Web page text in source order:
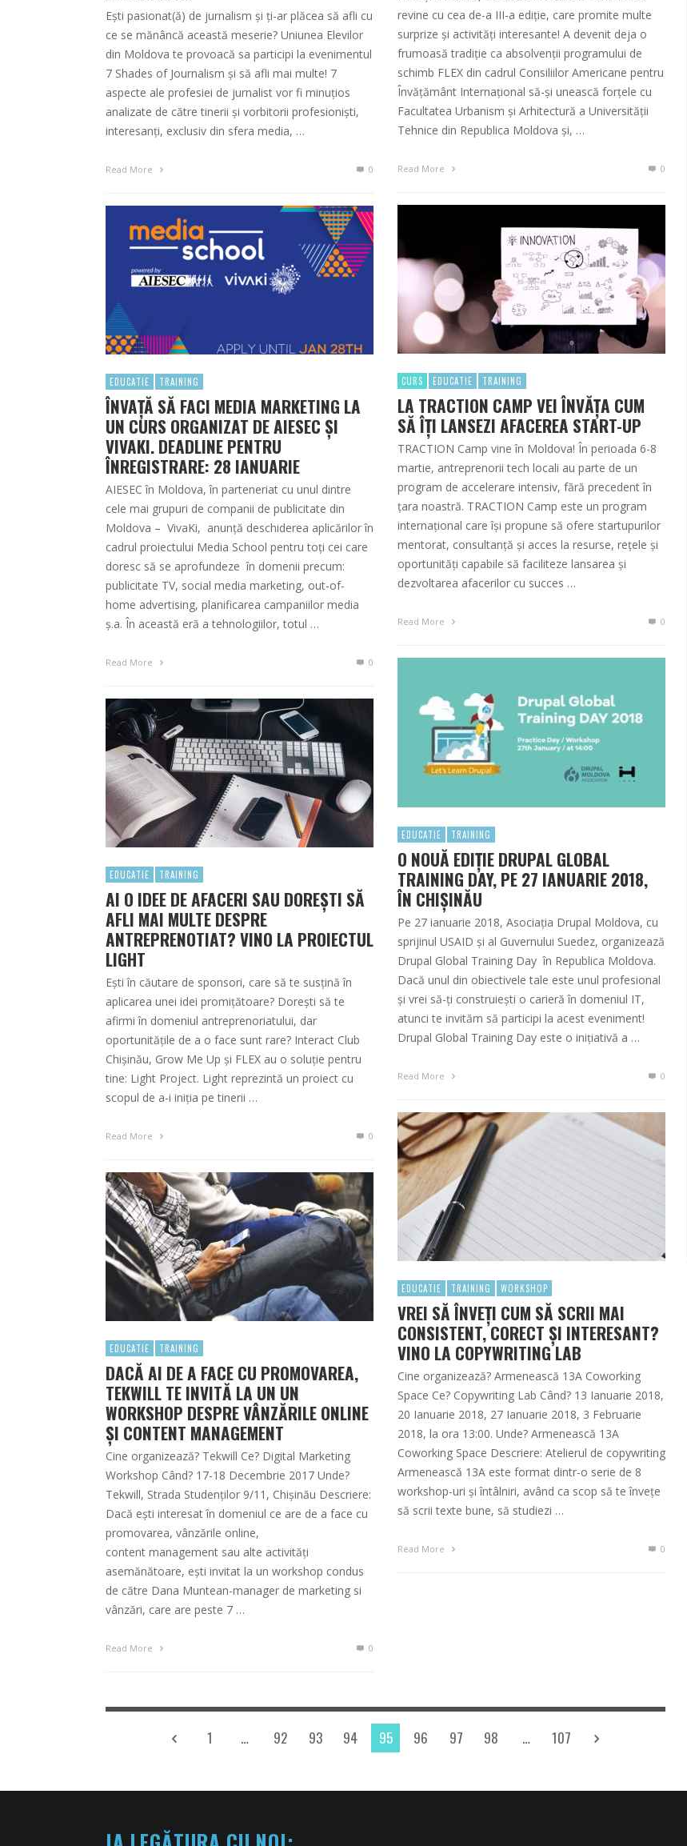
Ești pasionat(ă) de jurnalism și ți-ar plăcea să afli cu
ce se mănâncă această meserie? Uniunea Elevilor
din Moldova te provoacă sa participi la evenimentul
7 Shades of Journalism și să afli mai multe! 7
aspecte ale profesiei de jurnalist vor fi minuțios
analizate de către tinerii și vorbitorii profesioniști,
interesanți, exclusiv din sfera media, …
Read More 0
revine cu cea de-a III-a ediție, care promite multe
surprize și activități interesante! A devenit deja o
frumoasă tradiție ca absolvenții programului de
schimb FLEX din cadrul Consiliilor Americane pentru
Învățământ Internațional să-și unească forțele cu
Facultatea Urbanism și Arhitectură a Universității
Tehnice din Republica Moldova și, …
Read More 0
CURS EDUCATIE TRAINING
LA TRACTION CAMP VEI ÎNVĂŢA CUM
SĂ ÎŢI LANSEZI AFACEREA START-UP
TRACTION Camp vine în Moldova! În perioada 6-8
martie, antreprenorii tech locali au parte de un
program de accelerare intensiv, fără precedent în
țara noastră. TRACTION Camp este un program
internațional care își propune să ofere startupurilor
mentorat, consultanță și acces la resurse, rețele și
oportunități capabile să faciliteze lansarea și
dezvoltarea afacerilor cu succes …
Read More 0
EDUCATIE TRAINING
ÎNVAȚĂ SĂ FACI MEDIA MARKETING LA
UN CURS ORGANIZAT DE AIESEC ȘI
VIVAKI. DEADLINE PENTRU
ÎNREGISTRARE: 28 IANUARIE
AIESEC în Moldova, în parteneriat cu unul dintre
cele mai grupuri de companii de publicitate din
Moldova – VivaKi, anunță deschiderea aplicărilor în
cadrul proiectului Media School pentru toți cei care
doresc să se aprofundeze în domenii precum:
publicitate TV, social media marketing, out-of-
home advertising, planificarea campaniilor media
ș.a. În această eră a tehnologiilor, totul …
Read More 0
EDUCATIE TRAINING
O NOUĂ EDIȚIE DRUPAL GLOBAL
TRAINING DAY, PE 27 IANUARIE 2018,
ÎN CHIȘINĂU
Pe 27 ianuarie 2018, Asociația Drupal Moldova, cu
sprijinul USAID și al Guvernului Suedez, organizează
Drupal Global Training Day în Republica Moldova.
Dacă unul din obiectivele tale este unul profesional
și vrei să-ți construiești o carieră în domeniul IT,
atunci te invităm să participi la acest eveniment!
Drupal Global Training Day este o inițiativă a …
Read More 0
EDUCATIE TRAINING
AI O IDEE DE AFACERI SAU DOREȘTI SĂ
AFLI MAI MULTE DESPRE
ANTREPRENOTIAT? VINO LA PROIECTUL
LIGHT
Ești în căutare de sponsori, care să te susțină în
aplicarea unei idei promițătoare? Dorești să te
afirmi în domeniul antreprenoriatului, dar
oportunitățile de a o face sunt rare? Interact Club
Chișinău, Grow Me Up și FLEX au o soluție pentru
tine: Light Project. Light reprezintă un proiect cu
scopul de a-i iniția pe tinerii …
Read More 0
EDUCATIE TRAINING WORKSHOP
VREI SĂ ÎNVEȚI CUM SĂ SCRII MAI
CONSISTENT, CORECT ȘI INTERESANT?
VINO LA COPYWRITING LAB
Cine organizează? Armenească 13A Coworking
Space Ce? Copywriting Lab Când? 13 Ianuarie 2018,
20 Ianuarie 2018, 27 Ianuarie 2018, 3 Februarie
2018, la ora 13:00. Unde? Armenească 13A
Coworking Space Descriere: Atelierul de copywriting
Armenească 13A este format dintr-o serie de 8
workshop-uri și întâlniri, având ca scop să te învețe
să scrii texte bune, să studiezi …
Read More 0
EDUCATIE TRAINING
DACĂ AI DE A FACE CU PROMOVAREA,
TEKWILL TE INVITĂ LA UN UN
WORKSHOP DESPRE VÂNZĂRILE ONLINE
ȘI CONTENT MANAGEMENT
Cine organizează? Tekwill Ce? Digital Marketing
Workshop Când? 17-18 Decembrie 2017 Unde?
Tekwill, Strada Studenților 9/11, Chișinău Descriere:
Dacă ești interesat în domeniul ce are de a face cu
promovarea, vânzările online,
content management sau alte activități
asemănătoare, ești invitat la un workshop condus
de către Dana Muntean-manager de marketing si
vânzări, care are peste 7 …
Read More 0
1 … 92 93 94 95 96 97 98 … 107